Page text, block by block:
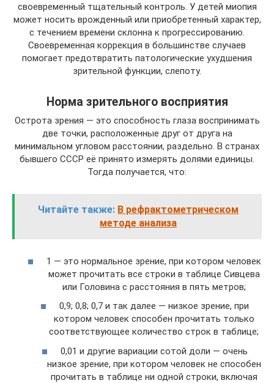
своевременный тщательный контроль. У детей миопия
может носить врожденный или приобретенный характер,
с течением времени склонна к прогрессированию.
Своевременная коррекция в большинстве случаев
помогает предотвратить патологические ухудшения
зрительной функции, слепоту.
Норма зрительного восприятия
Острота зрения — это способность глаза воспринимать
две точки, расположенные друг от друга на
минимальном угловом расстоянии, раздельно. В странах
бывшего СССР её принято измерять долями единицы.
Тогда получается, что:
Читайте также: В рефрактометрическом
методе анализа
1 — это нормальное зрение, при котором человек
может прочитать все строки в таблице Сивцева
или Головина с расстояния в пять метров;
0,9; 0,8; 0,7 и так далее — низкое зрение, при
котором человек способен прочитать только
соответствующее количество строк в таблице;
0,01 и другие вариации сотой доли — очень
низкое зрение, при котором человек не способен
прочитать в таблице ни одной строки, включая